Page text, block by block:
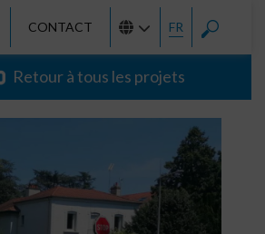
CONTACT FR
Retour à tous les projets